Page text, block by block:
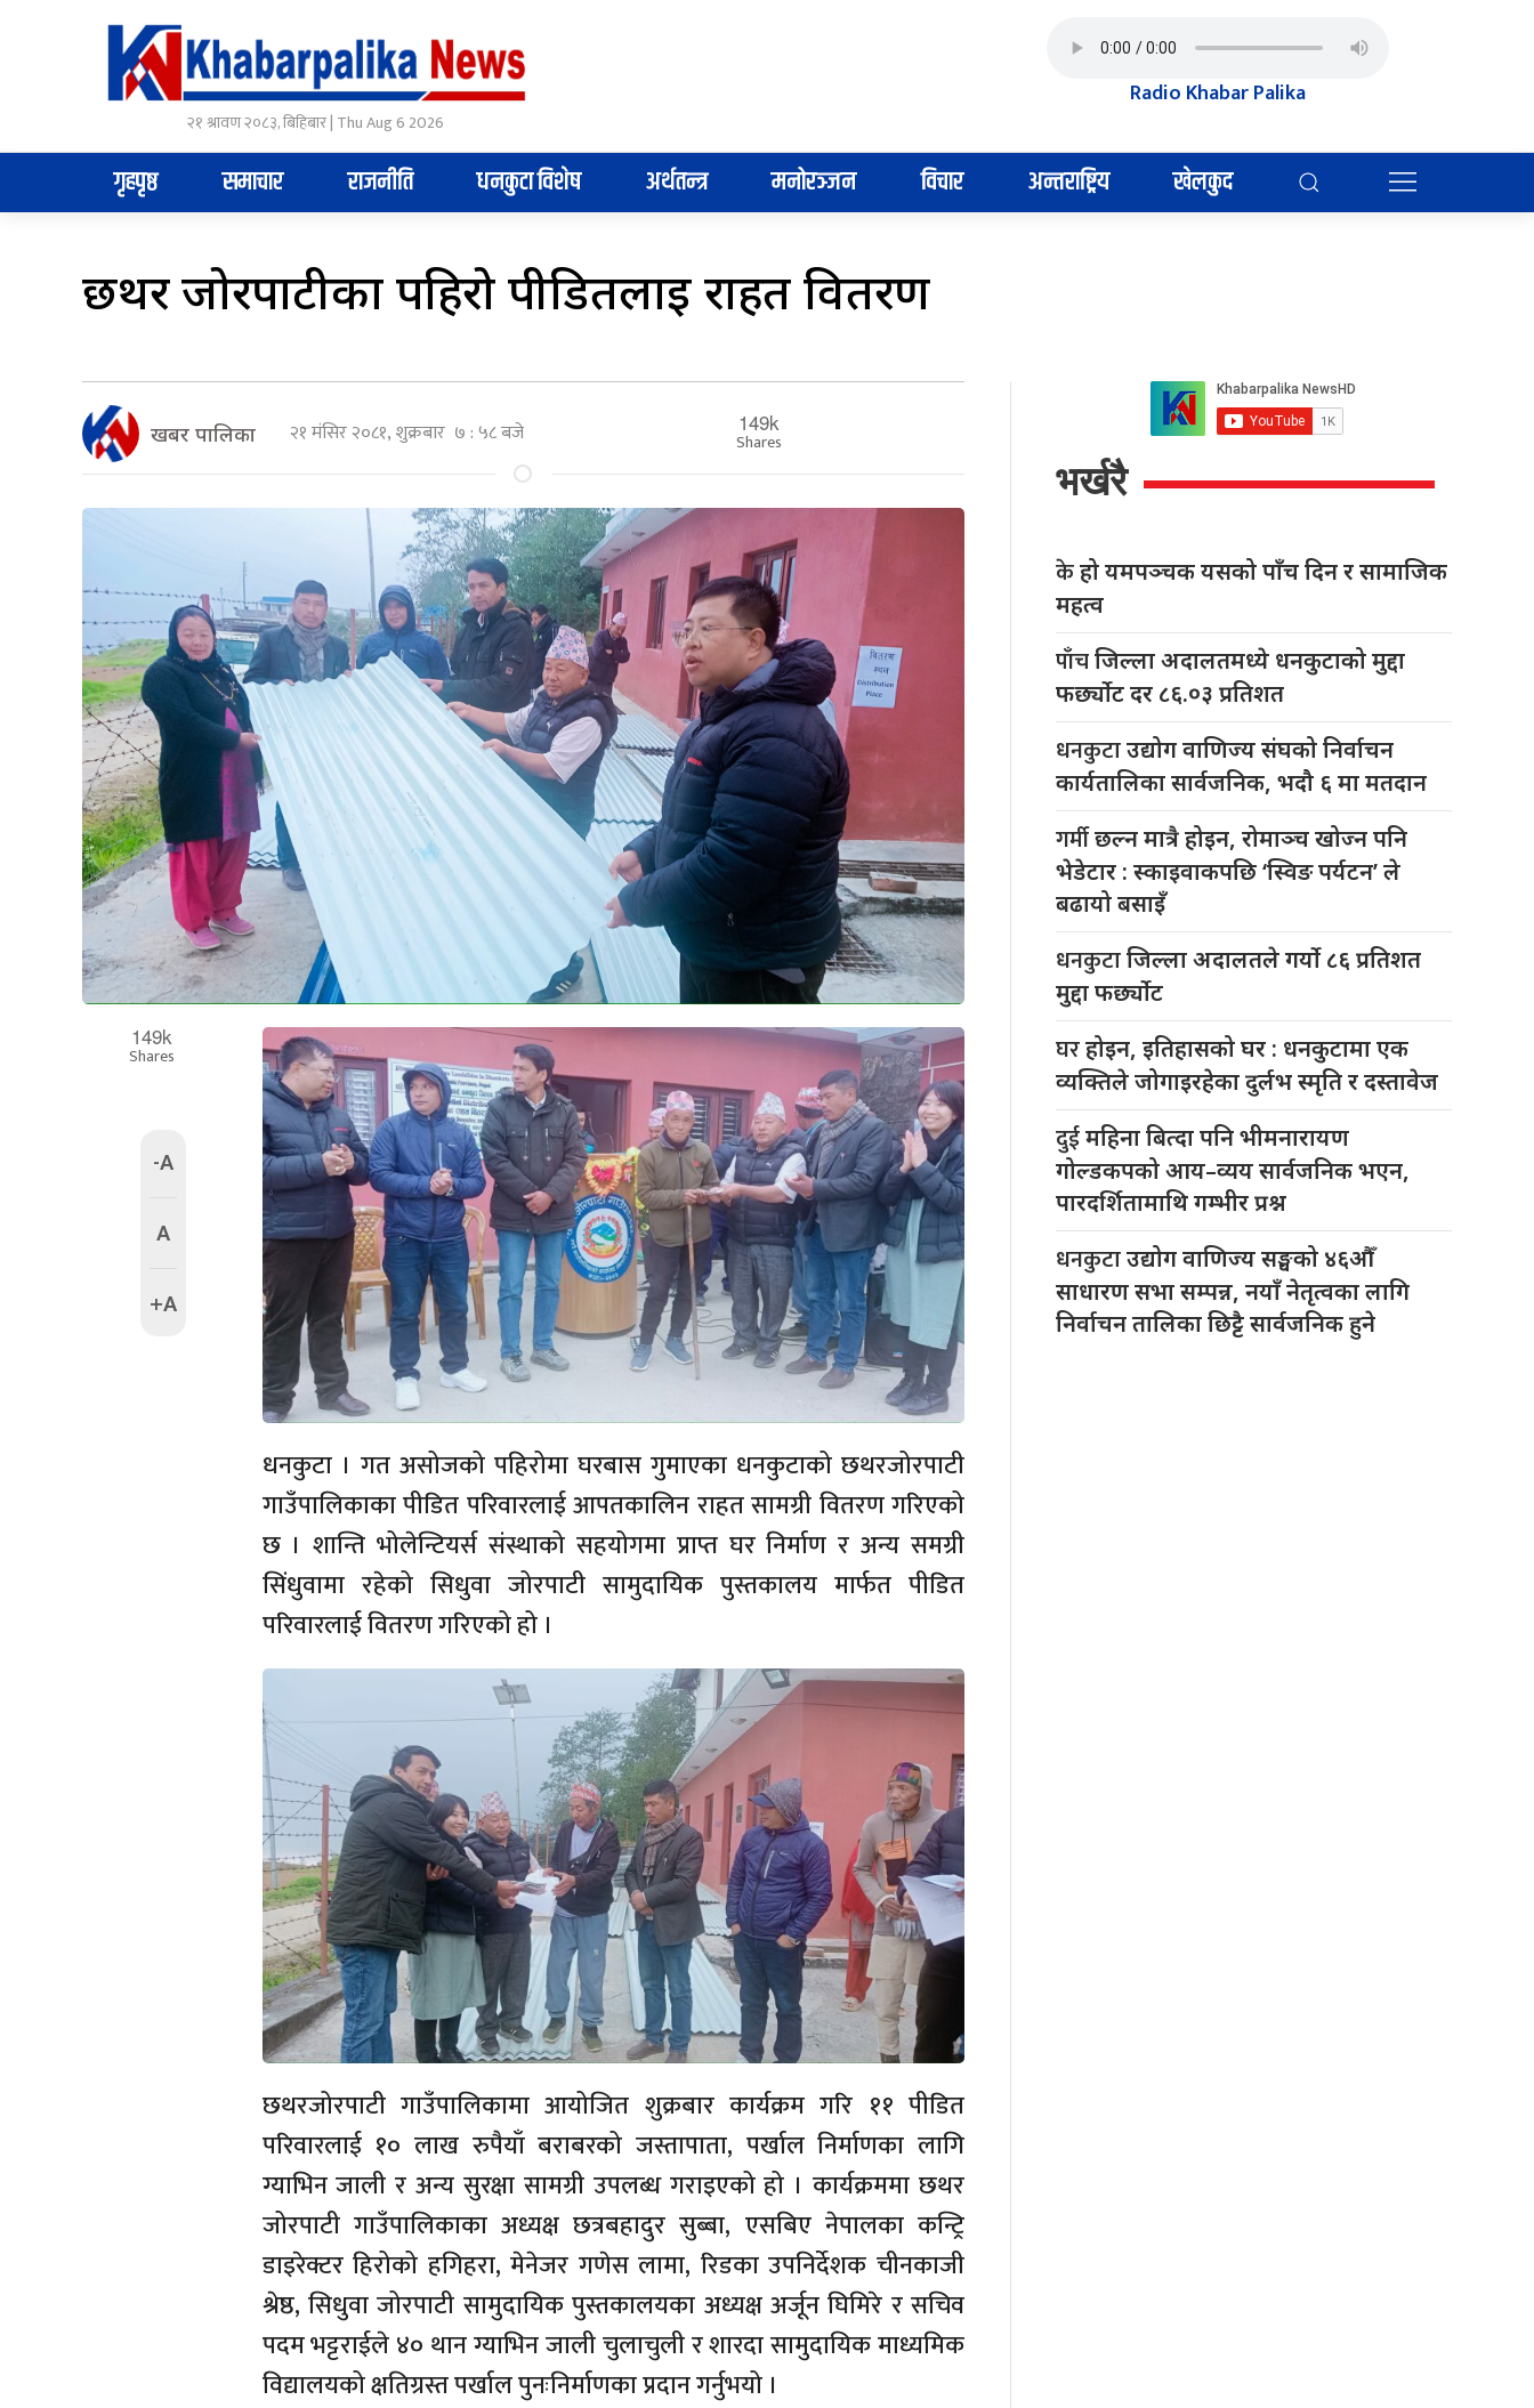
२१ श्रावण २०८३, बिहिबार | Thu Aug 6 2026
Radio Khabar Palika
गृहपृष्ठ समाचार राजनीति धनकुटा विशेष अर्थतन्त्र मनोरञ्जन विचार अन्तराष्ट्रिय खेलकुद
छथर जोरपाटीका पहिरो पीडितलाई राहत वितरण
खबर पालिका २१ मंसिर २०८१, शुक्रबार ७ : ५८ बजे 149k
Shares
149k
Shares
-A
A
+A
धनकुटा । गत असोजको पहिरोमा घरबास गुमाएका धनकुटाको छथरजोरपाटी
गाउँपालिकाका पीडित परिवारलाई आपतकालिन राहत सामग्री वितरण गरिएको
छ । शान्ति भोलेन्टियर्स संस्थाको सहयोगमा प्राप्त घर निर्माण र अन्य समग्री
सिंधुवामा रहेको सिधुवा जोरपाटी सामुदायिक पुस्तकालय मार्फत पीडित
परिवारलाई वितरण गरिएको हो ।
छथरजोरपाटी गाउँपालिकामा आयोजित शुक्रबार कार्यक्रम गरि ११ पीडित
परिवारलाई १० लाख रुपैयाँ बराबरको जस्तापाता, पर्खाल निर्माणका लागि
ग्याभिन जाली र अन्य सुरक्षा सामग्री उपलब्ध गराइएको हो । कार्यक्रममा छथर
जोरपाटी गाउँपालिकाका अध्यक्ष छत्रबहादुर सुब्बा, एसबिए नेपालका कन्ट्रि
डाइरेक्टर हिरोको हगिहरा, मेनेजर गणेस लामा, रिडका उपनिर्देशक चीनकाजी
श्रेष्ठ, सिधुवा जोरपाटी सामुदायिक पुस्तकालयका अध्यक्ष अर्जून घिमिरे र सचिव
पदम भट्टराईले ४० थान ग्याभिन जाली चुलाचुली र शारदा सामुदायिक माध्यमिक
विद्यालयको क्षतिग्रस्त पर्खाल पुनःनिर्माणका प्रदान गर्नुभयो ।
भर्खरै
केहो यमपञ्चक यसको पाँच दिन र सामाजिक
महत्व
पाँचजिल्ला अदालतमध्ये धनकुटाको मुद्दा
फर्छ्योट दर ८६.०३ प्रतिशत
धनकुटाउद्योग वाणिज्य संघको निर्वाचन
कार्यतालिका सार्वजनिक, भदौ ६ मा मतदान
गर्मीछल्न मात्रै होइन, रोमाञ्च खोज्न पनि
भेडेटार : स्काइवाकपछि ‘स्विङ पर्यटन’ ले
बढायो बसाइँ
धनकुटाजिल्ला अदालतले गर्यो ८६ प्रतिशत
मुद्दा फर्छ्योट
घरहोइन, इतिहासको घर : धनकुटामा एक
व्यक्तिले जोगाइरहेका दुर्लभ स्मृति र दस्तावेज
दुईमहिना बित्दा पनि भीमनारायण
गोल्डकपको आय–व्यय सार्वजनिक भएन,
पारदर्शितामाथि गम्भीर प्रश्न
धनकुटाउद्योग वाणिज्य सङ्घको ४६औँ
साधारण सभा सम्पन्न, नयाँ नेतृत्वका लागि
निर्वाचन तालिका छिट्टै सार्वजनिक हुने